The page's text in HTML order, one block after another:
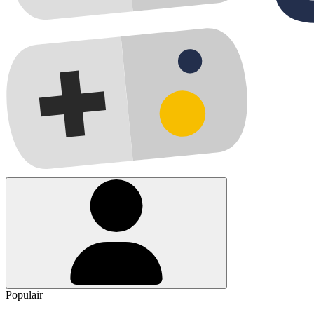
Populair